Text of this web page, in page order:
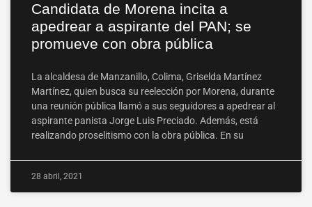
Candidata de Morena incita a
apedrear a aspirante del PAN; se
promueve con obra pública
La alcaldesa de Manzanillo, Colima, Griselda Martínez
Martínez, quien busca su reelección por Morena, durante
una reunión pública llamó a sus seguidores a apedrear al
aspirante panista Jorge Luis Preciado. Además, está
realizando proselitismo con la obra pública. En su
28 abril, 2021